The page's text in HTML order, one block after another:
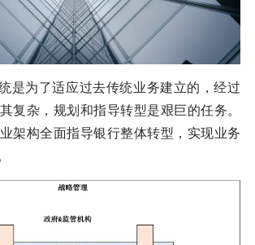
是为了适应过去传统业务建立的，经过
复杂，规划和指导转型是艰巨的任务。
架构全面指导银行整体转型，实现业务